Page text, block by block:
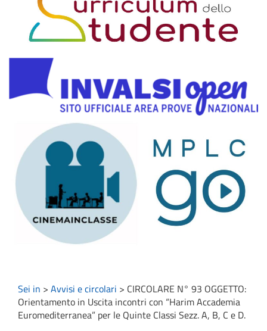
Sei in > Avvisi e circolari > CIRCOLARE N° 93 OGGETTO:
Orientamento in Uscita incontri con “Harim Accademia
Euromediterranea” per le Quinte Classi Sezz. A, B, C e D.